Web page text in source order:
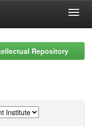
Repository